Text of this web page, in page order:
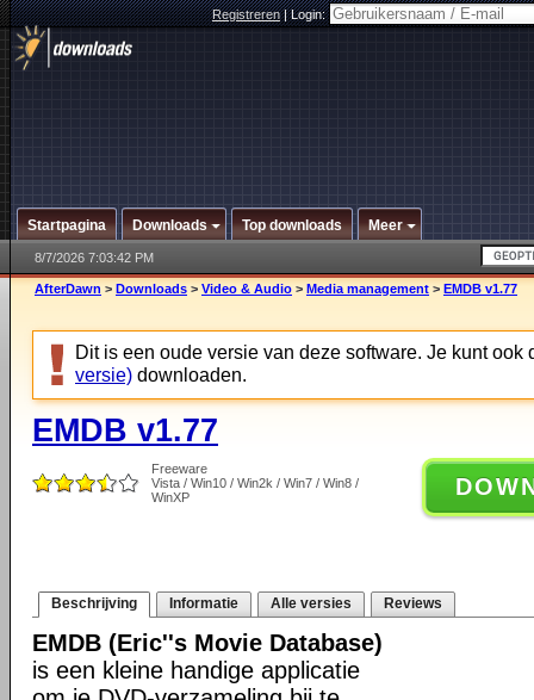
Registreren|Login:
Startpagina Downloads Top downloads Meer
8/7/2026 7:03:42 PM
AfterDawn > Downloads > Video & Audio > Media management > EMDB v1.77
Dit is een oude versie van deze software. Je kunt ook
versie) downloaden.
EMDB v1.77
Freeware
Vista / Win10 / Win2k / Win7 / Win8 /
WinXP
Beschrijving Informatie Alle versies Reviews
EMDB (Eric''s Movie Database)
is een kleine handige applicatie